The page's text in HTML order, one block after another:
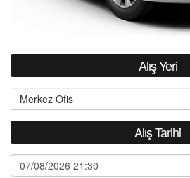
Alış Yeri
Alış Tarihi